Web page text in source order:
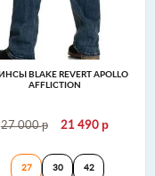
STRAIGHT Rock Revival
BLAKE REVERT APOLLO
AFFLICTION
27 000р 21 490 р
Джинсы Blake
27 30 42